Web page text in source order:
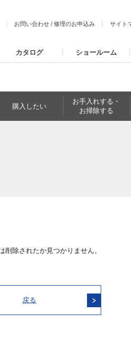
お問い合わせ /修理のお申込み サイト
カタログ ショールーム
購入したい
お手入れする・
お掃除する
削除されたか見つかりません。
戻る